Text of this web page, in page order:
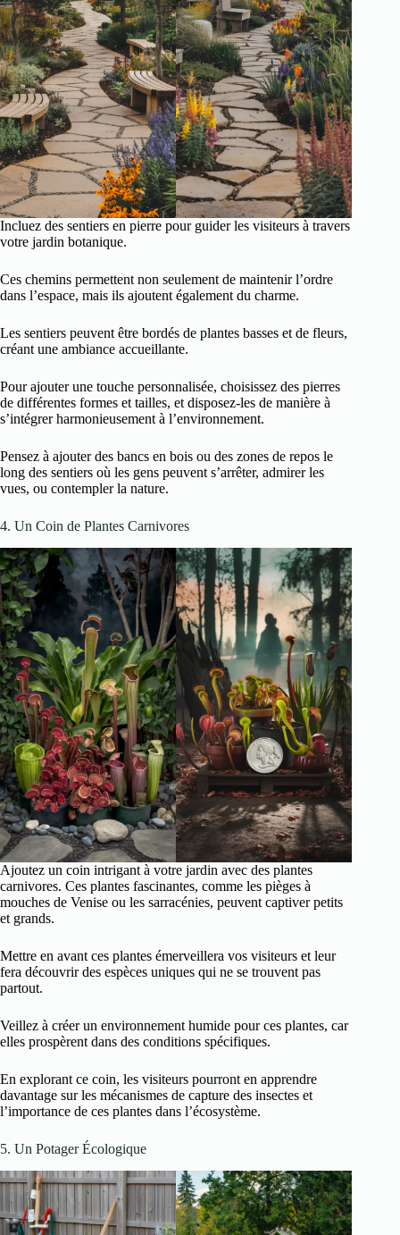
Incluez des sentiers en pierre pour guider les visiteurs à travers
votre jardin botanique.
Ces chemins permettent non seulement de maintenir l’ordre
dans l’espace, mais ils ajoutent également du charme.
Les sentiers peuvent être bordés de plantes basses et de fleurs,
créant une ambiance accueillante.
Pour ajouter une touche personnalisée, choisissez des pierres
de différentes formes et tailles, et disposez-les de manière à
s’intégrer harmonieusement à l’environnement.
Pensez à ajouter des bancs en bois ou des zones de repos le
long des sentiers où les gens peuvent s’arrêter, admirer les
vues, ou contempler la nature.
4. Un Coin de Plantes Carnivores
Ajoutez un coin intrigant à votre jardin avec des plantes
carnivores. Ces plantes fascinantes, comme les pièges à
mouches de Venise ou les sarracénies, peuvent captiver petits
et grands.
Mettre en avant ces plantes émerveillera vos visiteurs et leur
fera découvrir des espèces uniques qui ne se trouvent pas
partout.
Veillez à créer un environnement humide pour ces plantes, car
elles prospèrent dans des conditions spécifiques.
En explorant ce coin, les visiteurs pourront en apprendre
davantage sur les mécanismes de capture des insectes et
l’importance de ces plantes dans l’écosystème.
5. Un Potager Écologique